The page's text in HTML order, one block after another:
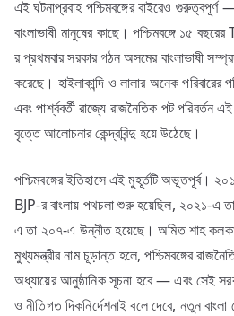
এই ঘটনাপ্রবাহ পশ্চিমবঙ্গের বাইরেও
বাংলাভাষী মানুষের কাছে। পশ্চিমবঙ্গে ১৫
র প্রথমবার সরকার গঠন অসমের বাংলাভাষী
করেছে। হাইলাকান্দি ও লালার অনেক পরিবারের
এবং পার্শ্ববর্তী রাজ্যে রাজনৈতিক পট পরিবর্তন
বৃত্তে আলোচনার কেন্দ্রবিন্দু হয়ে উঠেছে।
পশ্চিমবঙ্গের ইতিহাসে এই মুহূর্তটি অভূতপূর্ব।
BJP-র বাংলায় পথচলা শুরু হয়েছিল, ২০২১-এ
এ তা ২০৭-এ উন্নীত হয়েছে। অমিত শাহ
মুখ্যমন্ত্রীর নাম চূড়ান্ত হলে, পশ্চিমবঙ্গের
অধ্যায়ের আনুষ্ঠানিক সূচনা হবে — এবং সেই
ও নীতিগত দিকনির্দেশনাই বলে দেবে, নতুন